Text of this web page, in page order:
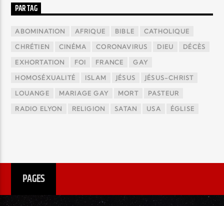
PAR TAG
ABOMINATION AFRIQUE BIBLE CATHOLIQUE
CHRÉTIEN CINÉMA CORONAVIRUS DIEU DÉCÈS
EXHORTATION FOI FRANCE GAY
HOMOSÉXUALITÉ ISLAM JÉSUS JÉSUS-CHRIST
LOUANGE MARIAGE GAY MORT PASTEUR
RADIO ELYON RELIGION SATAN USA ÉGLISE
PAGES